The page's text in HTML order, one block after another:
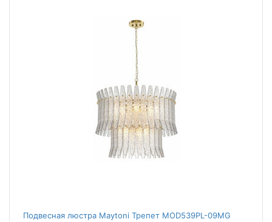
Подвесная люстра Maytoni Трепет MOD539PL-09MG